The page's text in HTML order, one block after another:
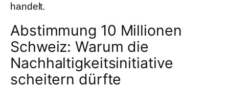
handelt.
Abstimmung 10 Millionen
Schweiz: Warum die
Nachhaltigkeitsinitiative
scheitern dürfte